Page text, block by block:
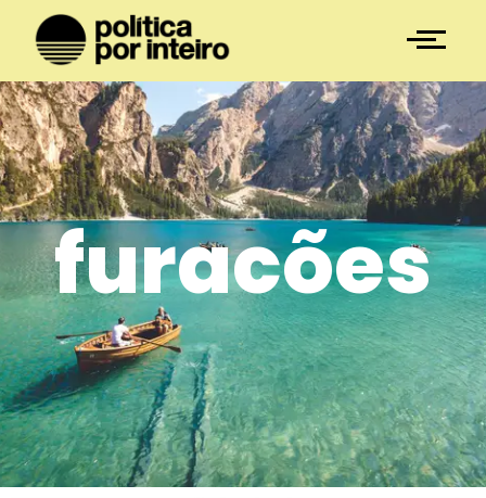
furacões